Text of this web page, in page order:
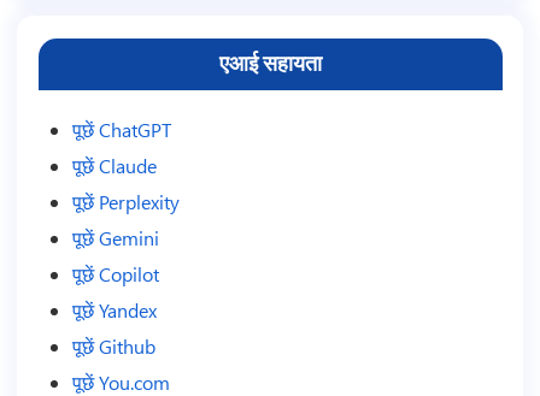
एआई सहायता
पूछें ChatGPT
पूछें Claude
पूछें Perplexity
पूछें Gemini
पूछें Copilot
पूछें Yandex
पूछें Github
पूछें You.com